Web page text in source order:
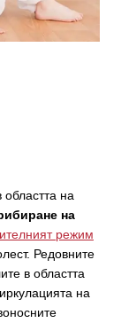
на
на
режим
Редовните
в областта
на